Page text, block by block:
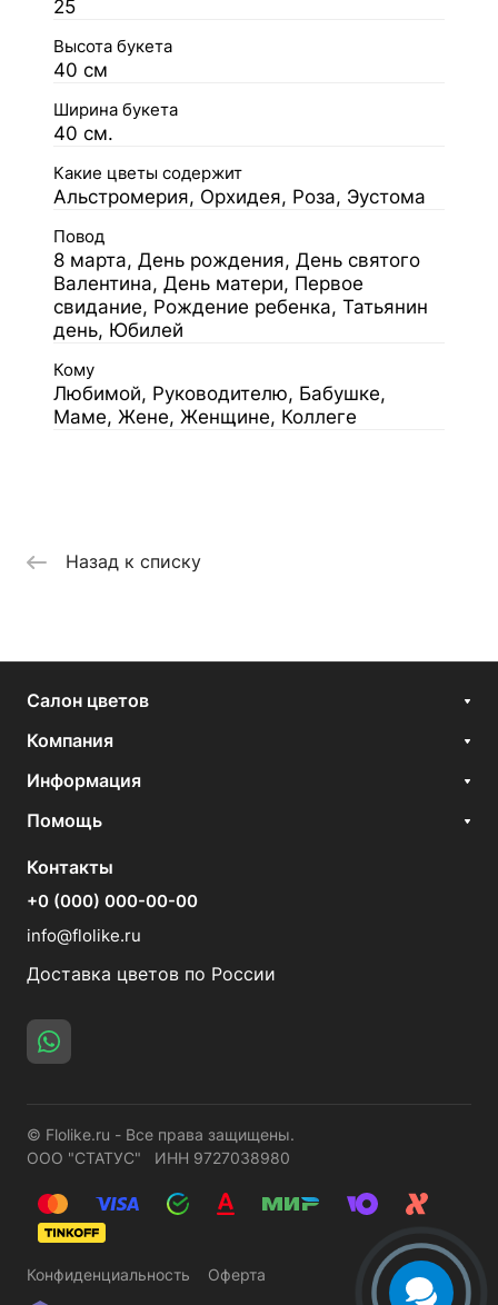
25
Высота букета
40 см
Ширина букета
40 см.
Какие цветы содержит
Альстромерия, Орхидея, Роза, Эустома
Повод
8 марта, День рождения, День святого
Валентина, День матери, Первое
свидание, Рождение ребенка, Татьянин
день, Юбилей
Кому
Любимой, Руководителю, Бабушке,
Маме, Жене, Женщине, Коллеге
Назад к списку
Салон цветов
Компания
Информация
Помощь
Контакты
+0 (000) 000-00-00
info@flolike.ru
Доставка цветов по России
© Flolike.ru - Все права защищены.
ООО "СТАТУС" ИНН 9727038980
Конфиденциальность Оферта